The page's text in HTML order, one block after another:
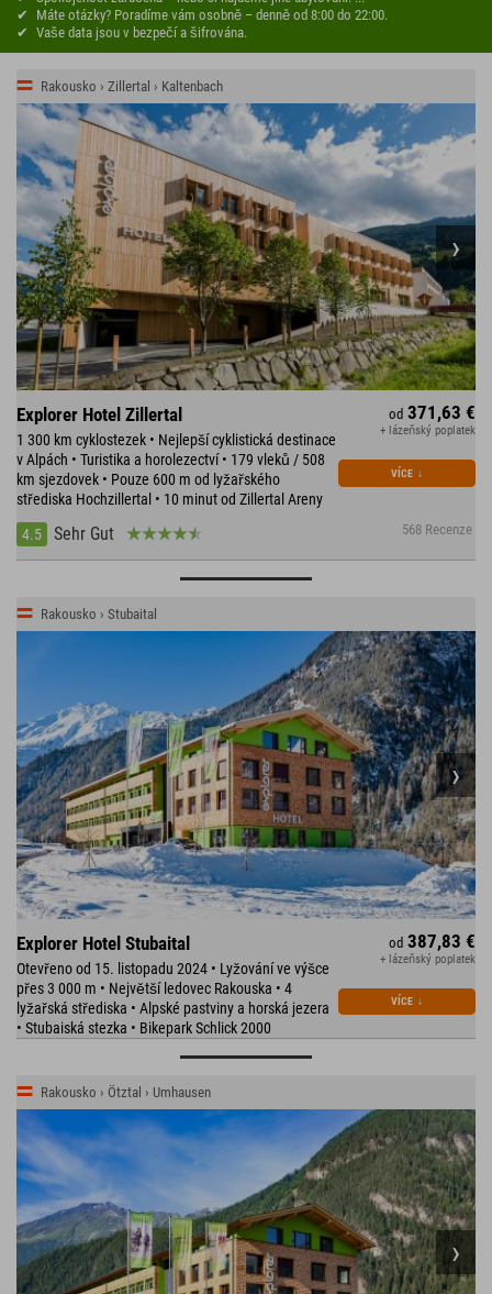
Máte otázky? Poradíme vám osobně – denně od 8:00 do 22:00.
Vaše data jsou v bezpečí a šifrována.
Rakousko › Zillertal › Kaltenbach
Explorer Hotel Zillertal
1 300 km cyklostezek • Nejlepší cyklistická destinace
v Alpách • Turistika a horolezectví • 179 vleků / 508
km sjezdovek • Pouze 600 m od lyžařského
střediska Hochzillertal • 10 minut od Zillertal Areny
4.5
Sehr Gut 568 Recenze
od 371,63 €
+ lázeňský poplatek
VÍCE ↓
Rakousko › Stubaital
Explorer Hotel Stubaital
Otevřeno od 15. listopadu 2024 • Lyžování ve výšce
přes 3 000 m • Největší ledovec Rakouska • 4
lyžařská střediska • Alpské pastviny a horská jezera
• Stubaiská stezka • Bikepark Schlick 2000
od 387,83 €
+ lázeňský poplatek
VÍCE ↓
Rakousko › Ötztal › Umhausen